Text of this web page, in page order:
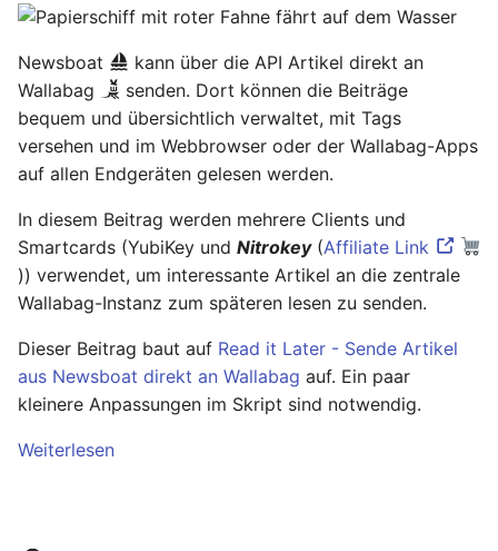
Februar 2025
Januar 2025
November 2024
Oktober 2024
Mai 2024
April 2024
Februar 2024
Januar 2024
Dezember 2023
Ready - E-Mails
signieren
Configuration
AVM FRITZ!Box 4040 -
Upgrade
AVM FRITZ!Box 4040 -
Upgrade
USB Storage Device
WireGuard Peer
Configuration
OpenWrt - WireGuard Peer
Configuration
WireGuard VPN
OpenWrt - WireGuard VPN
Newsboat
kann über die API Artikel direkt an
Wallabag
senden. Dort können die Beiträge
bequem und übersichtlich verwaltet, mit Tags
versehen und im Webbrowser oder der Wallabag-Apps
auf allen Endgeräten gelesen werden.
In diesem Beitrag werden mehrere Clients und
Smartcards (YubiKey und Nitrokey(Affiliate Link
)) verwendet, um interessante Artikel an die zentrale
Wallabag-Instanz zum späteren lesen zu senden.
Dieser Beitrag baut auf Read it Later - Sende Artikel
aus Newsboat direkt an Wallabag auf. Ein paar
kleinere Anpassungen im Skript sind notwendig.
Weiterlesen